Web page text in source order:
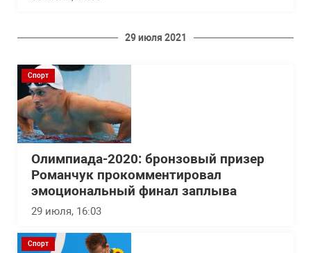
29 июля 2021
Спорт
Олимпиада-2020: бронзовый призер
Романчук прокомментировал
эмоциональный финал заплыва
29 июля, 16:03
Спорт